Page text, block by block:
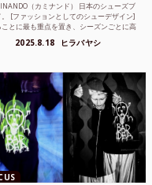
（カミナンド） 日本のシューズブ
。 [ファッションとしてのシューデザイン]
とに最も重点を置き、シーズンごとに高
2025.8.18 ヒラバヤシ